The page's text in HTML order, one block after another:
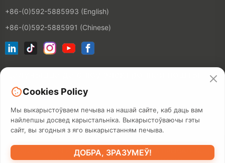
+86-(0)592-5885993 (English)
+86-(0)592-5885991 (Chinese)
©2026 XIAMEN HANIN CO., LTD.ПАЛІТЫКА ПРЫВАТНАСЦІ
ТЭРМІН ВЫКАРЫСТАННЯ МАПА САЙТАЎ
Cookies Policy
Мы выкарыстоўваем печыва на нашай сайте, каб даць вам
найлепшы досвед карыстальніка. Выкарыстоўваючы гэты
сайт, вы згодныя з яго выкарыстанням печыва.
ДОБРА, ЗРАЗУМЕЎ!